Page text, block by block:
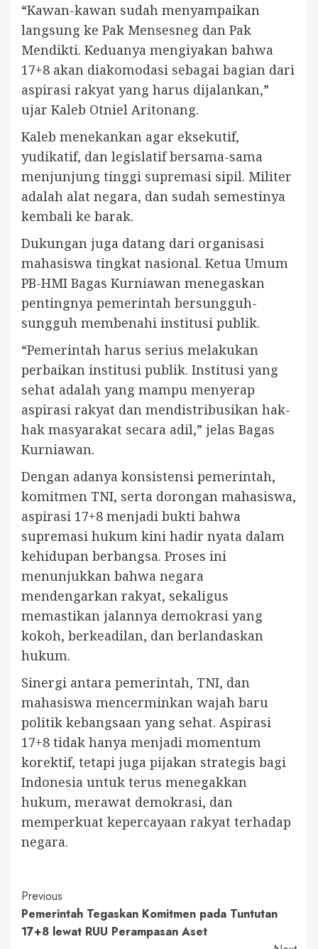
“Kawan-kawan sudah menyampaikan
langsung ke Pak Mensesneg dan Pak
Mendikti. Keduanya mengiyakan bahwa
17+8 akan diakomodasi sebagai bagian dari
aspirasi rakyat yang harus dijalankan,”
ujar Kaleb Otniel Aritonang.
Kaleb menekankan agar eksekutif,
yudikatif, dan legislatif bersama-sama
menjunjung tinggi supremasi sipil. Militer
adalah alat negara, dan sudah semestinya
kembali ke barak.
Dukungan juga datang dari organisasi
mahasiswa tingkat nasional. Ketua Umum
PB-HMI Bagas Kurniawan menegaskan
pentingnya pemerintah bersungguh-
sungguh membenahi institusi publik.
“Pemerintah harus serius melakukan
perbaikan institusi publik. Institusi yang
sehat adalah yang mampu menyerap
aspirasi rakyat dan mendistribusikan hak-
hak masyarakat secara adil,” jelas Bagas
Kurniawan.
Dengan adanya konsistensi pemerintah,
komitmen TNI, serta dorongan mahasiswa,
aspirasi 17+8 menjadi bukti bahwa
supremasi hukum kini hadir nyata dalam
kehidupan berbangsa. Proses ini
menunjukkan bahwa negara
mendengarkan rakyat, sekaligus
memastikan jalannya demokrasi yang
kokoh, berkeadilan, dan berlandaskan
hukum.
Sinergi antara pemerintah, TNI, dan
mahasiswa mencerminkan wajah baru
politik kebangsaan yang sehat. Aspirasi
17+8 tidak hanya menjadi momentum
korektif, tetapi juga pijakan strategis bagi
Indonesia untuk terus menegakkan
hukum, merawat demokrasi, dan
memperkuat kepercayaan rakyat terhadap
negara.
Continue
Reading
Previous
Pemerintah Tegaskan Komitmen pada Tuntutan
17+8 lewat RUU Perampasan Aset